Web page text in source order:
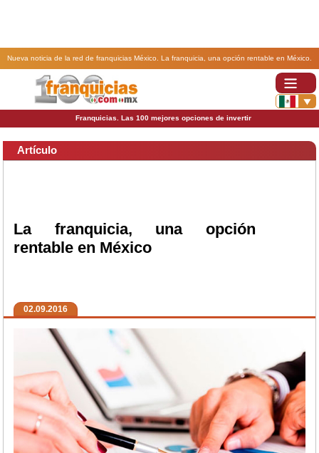
Nueva noticia de la red de franquicias México. La franquicia, una opción rentable en México.
Franquicias. Las 100 mejores opciones de invertir
Artículo
La franquicia, una opción
rentable en México
02.09.2016